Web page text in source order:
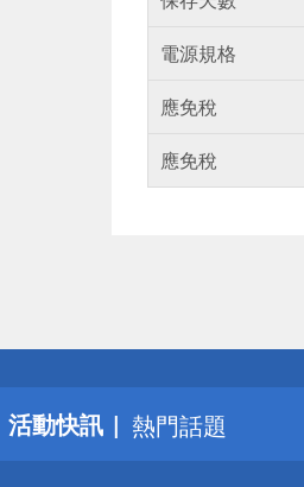
電源規格
應免稅
應免稅
活動快訊
詐騙網頁！請
得獎公告
熱門話題
銀行優惠